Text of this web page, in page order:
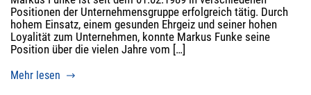
Positionen der Unternehmensgruppe erfolgreich tätig. Durch
hohem Einsatz, einem gesunden Ehrgeiz und seiner hohen
Loyalität zum Unternehmen, konnte Markus Funke seine
Position über die vielen Jahre vom […]
Mehr lesen